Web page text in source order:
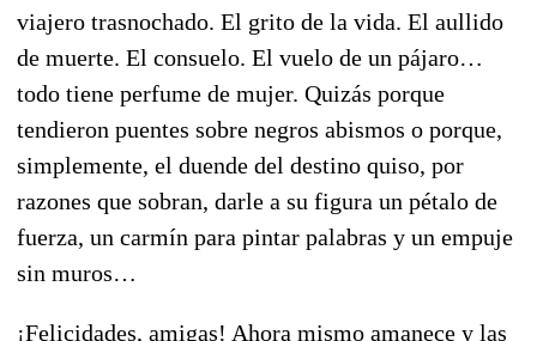
viajero trasnochado. El grito de la vida. El aullido
de muerte. El consuelo. El vuelo de un pájaro…
todo tiene perfume de mujer. Quizás porque
tendieron puentes sobre negros abismos o porque,
simplemente, el duende del destino quiso, por
razones que sobran, darle a su figura un pétalo de
fuerza, un carmín para pintar palabras y un empuje
sin muros…
¡Felicidades, amigas! Ahora mismo amanece y las